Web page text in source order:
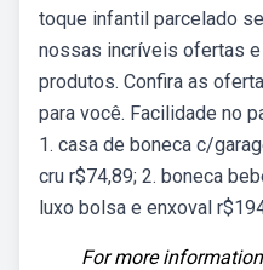
toque infantil parcelado
nossas incríveis ofertas
produtos. Confira as
para você. Facilidade no
1. casa de boneca c/
cru r$74,89; 2. boneca
luxo bolsa e enxoval
For more